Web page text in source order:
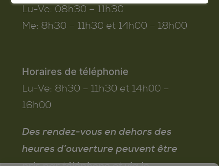
Lu-Ve: 08h30 – 11h30
Me: 8h30 – 11h30 et 14h00 – 18h00
Horaires de téléphonie
Lu-Ve: 8h30 – 11h30 et 14h00 –
16h00
Des rendez-vous en dehors des
heures d’ouverture peuvent être